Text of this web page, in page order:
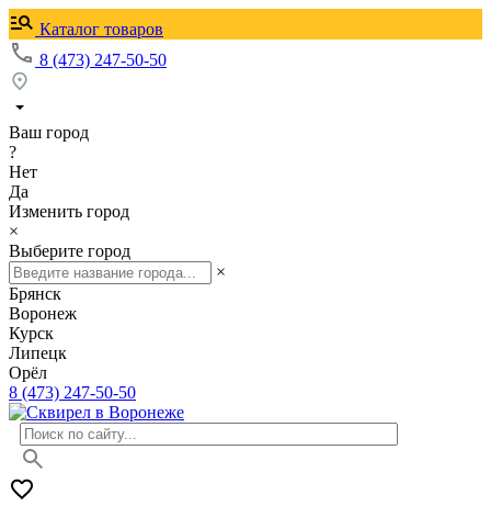
Каталог товаров
8 (473) 247-50-50
Ваш город
?
Нет
Да
Изменить город
×
Выберите город
×
Брянск
Воронеж
Курск
Липецк
Орёл
8 (473) 247-50-50